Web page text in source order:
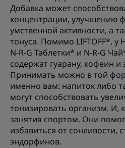
Добавка может
концентрации, улучшению
умственной активности, а
тонуса. Помимо LIFTOFF*, у
N-R-G Таблетки* и N-R-G
содержат гуарану, кофеин и
Принимать можно в той
именно вам: напиток либо
могут способствовать
тонизировать организм. И,
занятия спортом. Они
избавиться от сонливости,
эндорфинов.